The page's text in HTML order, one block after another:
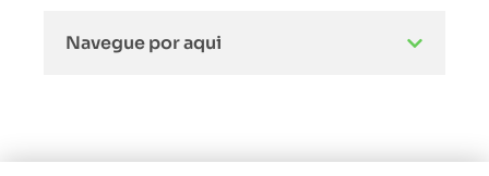
Navegue por aqui